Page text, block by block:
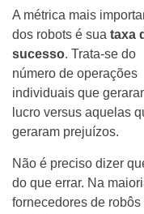
A métrica mais
dos robots é sua taxa
sucesso. Trata-se do
número de operações
individuais que
lucro versus aquelas
geraram prejuízos.
Não é preciso dizer
do que errar. Na
fornecedores de